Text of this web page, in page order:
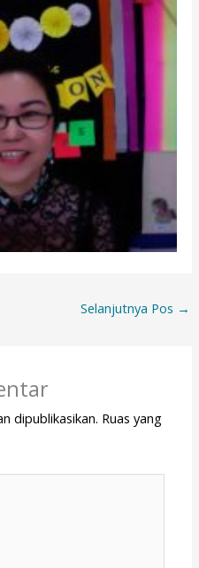
Selanjutnya Pos →
dipublikasikan. Ruas yang